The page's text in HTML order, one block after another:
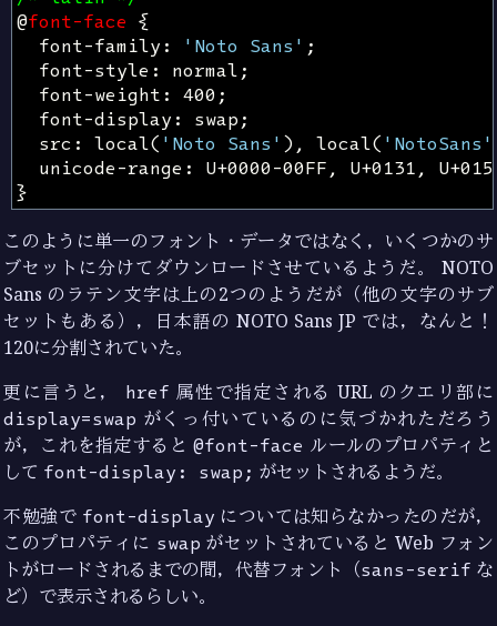
@font-face {
font-family : 'Noto Sans' ;
font-style : normal ;
font-weight : 400 ;
font-display : swap ;
src : local( 'Noto Sans' ), local( 'NotoSans'
unicode-range : U+0000-00FF , U+0131 , U+
}
このように単一のフォント・データではなく，いくつかのサ
ブセットに分けてダウンロードさせているようだ。 NOTO
Sans のラテン文字は上の2つのようだが（他の文字のサブ
セットもある），日本語の NOTO Sans JP では，なんと！
120に分割されていた。
更に言うと， href 属性で指定される URL のクエリ部に
display=swap がくっ付いているのに気づかれただろう
が，これを指定すると@font-face ルールのプロパティと
して font-display: swap; がセットされるようだ。
不勉強で font-display については知らなかったのだが，
このプロパティに swap がセットされていると Web フォン
トがロードされるまでの間，代替フォント（sans-serif な
ど）で表示されるらしい。